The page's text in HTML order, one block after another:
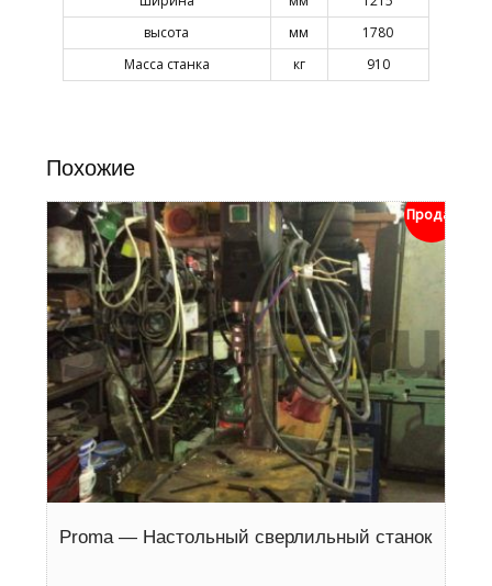
высота
мм
1780
Масса станка
кг 910
Похожие
Продан
Proma — Настольный сверлильный станок